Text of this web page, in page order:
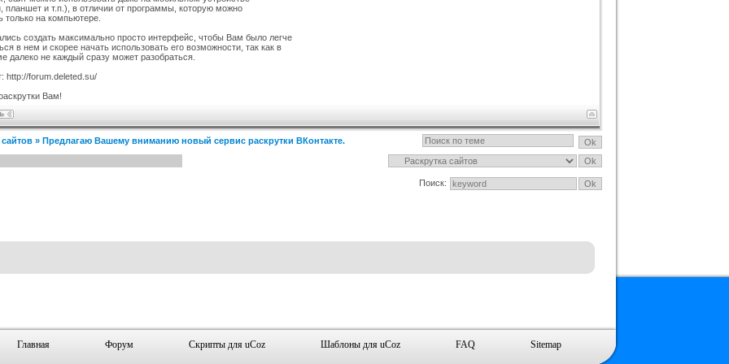
Lite для uCoz
:Ucoz
uCoz
Категория :Ucoz
планшет и т.п.), в отличии от программы, которую можно
только на компьютере.
создать максимально просто интерфейс, чтобы Вам было легче
в нем и скорее начать использовать его возможности, так как в
далеко не каждый сразу может разобраться.
http://forum.deleted.su/
Вам!
сайтов » Предлагаю Вашему вниманию новый сервис раскрутки ВКонтакте.
Поиск:
Главная Форум Скрипты для uCoz Шаблоны для uCoz FAQ Sitemap